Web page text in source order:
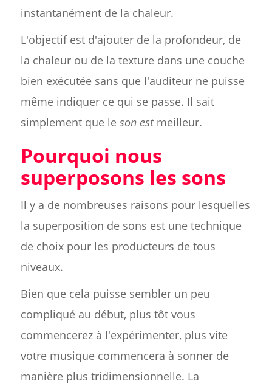
instantanément de la chaleur.
L'objectif est d'ajouter de la profondeur, de
la chaleur ou de la texture dans une couche
bien exécutée sans que l'auditeur ne puisse
même indiquer ce qui se passe. Il sait
simplement que le son estmeilleur.
Pourquoi nous
superposons les sons
Il y a de nombreuses raisons pour lesquelles
la superposition de sons est une technique
de choix pour les producteurs de tous
niveaux.
Bien que cela puisse sembler un peu
compliqué au début, plus tôt vous
commencerez à l'expérimenter, plus vite
votre musique commencera à sonner de
manière plus tridimensionnelle. La